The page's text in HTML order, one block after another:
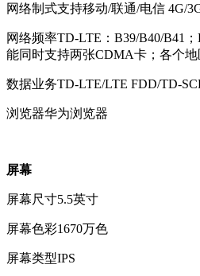
网络制式支持移动/联通/电信 4G/
网络频率TD-LTE：B39/B40/B41
能同时支持两张CDMA卡；各个
数据业务TD-LTE/LTE FDD/TD-
浏览器华为浏览器
屏幕
屏幕尺寸5.5英寸
屏幕色彩1670万色
屏幕类型IPS